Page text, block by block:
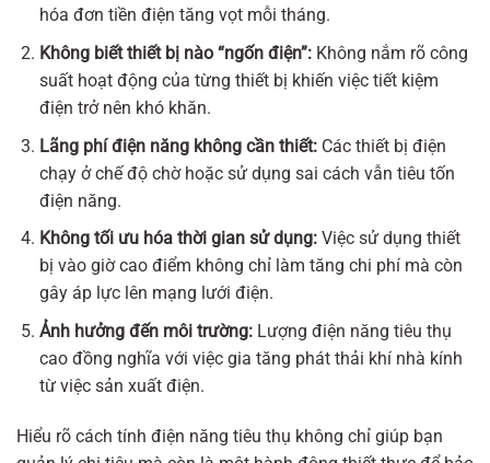
hóa đơn tiền điện tăng vọt mỗi tháng.
Không biết thiết bị nào “ngốn điện”:Không nắm rõ công
suất hoạt động của từng thiết bị khiến việc tiết kiệm
điện trở nên khó khăn.
Lãng phí điện năng không cần thiết:Các thiết bị điện
chạy ở chế độ chờ hoặc sử dụng sai cách vẫn tiêu tốn
điện năng.
Không tối ưu hóa thời gian sử dụng:Việc sử dụng thiết
bị vào giờ cao điểm không chỉ làm tăng chi phí mà còn
gây áp lực lên mạng lưới điện.
Ảnh hưởng đến môi trường:Lượng điện năng tiêu thụ
cao đồng nghĩa với việc gia tăng phát thải khí nhà kính
từ việc sản xuất điện.
Hiểu rõ cách tính điện năng tiêu thụ không chỉ giúp bạn